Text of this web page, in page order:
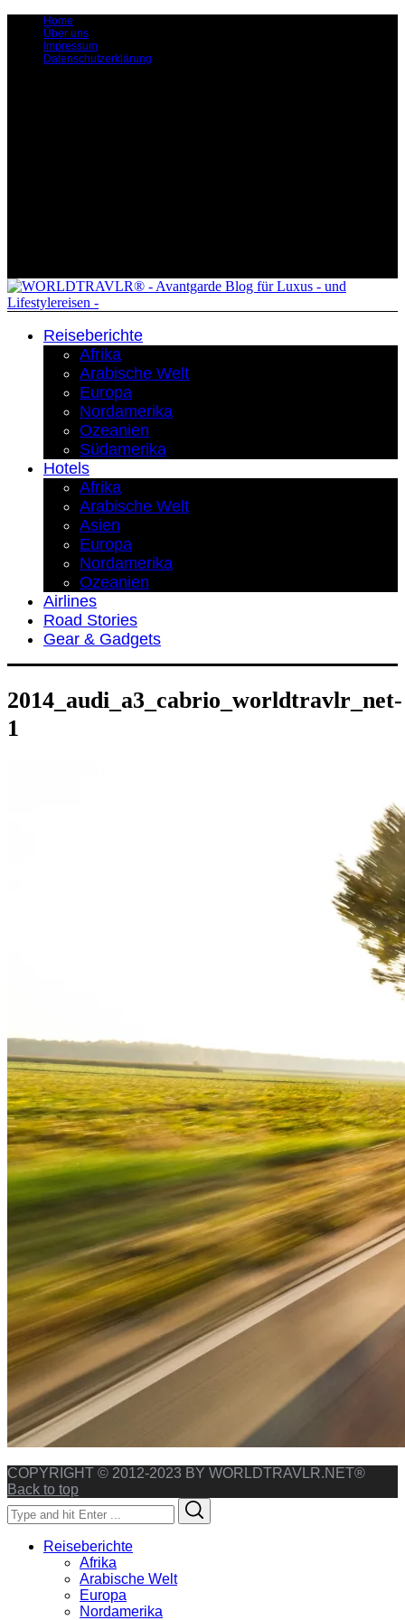
Home
Über uns
Impressum
Datenschutzerklärung
Reiseberichte
Afrika
Arabische Welt
Europa
Nordamerika
Ozeanien
Südamerika
Hotels
Afrika
Arabische Welt
Asien
Europa
Nordamerika
Ozeanien
Airlines
Road Stories
Gear & Gadgets
2014_audi_a3_cabrio_worldtravlr_net-
1
COPYRIGHT © 2012-2023 BY WORLDTRAVLR.NET®
Back to top
Search
for:
Reiseberichte
Afrika
Arabische Welt
Europa
Nordamerika